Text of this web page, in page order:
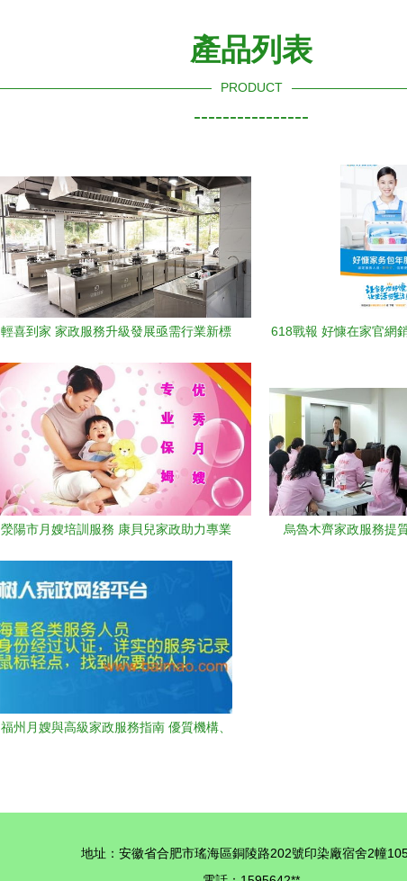
產品列表
PRODUCT
----------------
輕喜到家 家政服務升級發展亟需行業新標
618戰報 好慷在家官網
滎陽市月嫂培訓服務 康貝兒家政助力專業
烏魯木齊家政服務提
福州月嫂與高級家政服務指南 優質機構、
地址：安徽省合肥市瑤海區銅陵路202號印染廠宿舍2幢